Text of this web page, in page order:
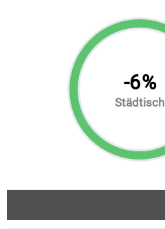
-6%
Städtisch